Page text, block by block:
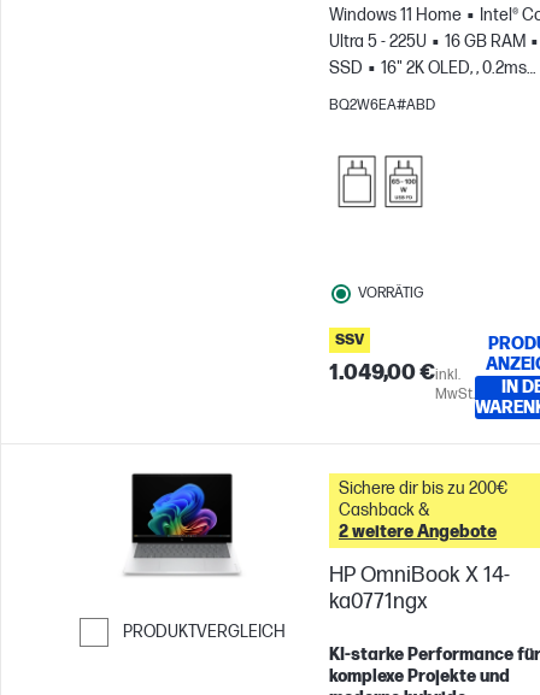
Windows 11 Home
Intel®
Ultra 5 - 225U
16 GB RAM
SSD
16" 2K OLED, , 0.2ms
Reaktionszeit
BQ2W6EA#ABD
VORRÄTIG
SSV
1.049,00 €inkl.
MwSt.
IN
PRODUKTVERGLEICH
Weiter zum Vergleichen
Sichere dir bis zu 200€
Cashback &
2 weitere Angebote
HP OmniBook X 14-
ka0771ngx
KI‑starke Performance für
komplexe Projekte und